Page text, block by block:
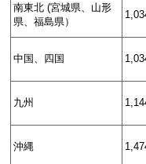
南東北 (宮城県、山形
県、福島県）
中国、四国
九州
沖縄